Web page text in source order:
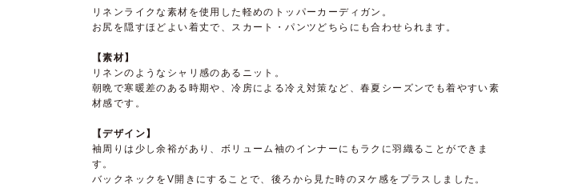
リネンライクな素材を使用した軽めのトッパーカーディガン。
お尻を隠すほどよい着丈で、スカート・パンツどちらにも合わせられます。
【素材】
リネンのようなシャリ感のあるニット。
朝晩で寒暖差のある時期や、冷房による冷え対策など、春夏シーズンでも着やすい素
材感です。
【デザイン】
袖周りは少し余裕があり、ボリューム袖のインナーにもラクに羽織ることができま
す。
バックネックをV開きにすることで、後ろから見た時のヌケ感をプラスしました。